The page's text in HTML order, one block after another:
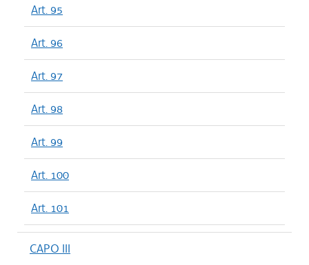
Art. 95
Art. 96
Art. 97
Art. 98
Art. 99
Art. 100
Art. 101
CAPO III